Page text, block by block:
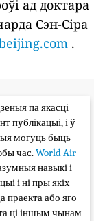
ад доктара
Сэн-Сіра
.
па якасці
публікацыі, і ў
могуць быць
час.World Air
навыкі і
і ні пры якіх
праекта або яго
ці іншым чынам